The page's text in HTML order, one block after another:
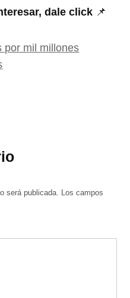
dale click 📌
por mil millones
será publicada.
Los campos